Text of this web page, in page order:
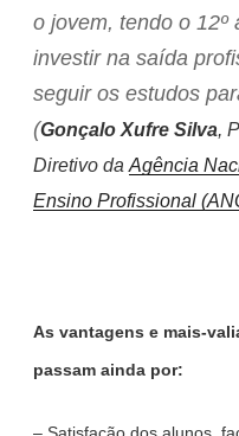
o jovem, tendo o 12º
investir na saída
seguir os estudos
(Gonçalo Xufre Silva,
Diretivo da Agência
Ensino Profissional
As vantagens e mais-
passam ainda por:
– Satisfação dos alunos,